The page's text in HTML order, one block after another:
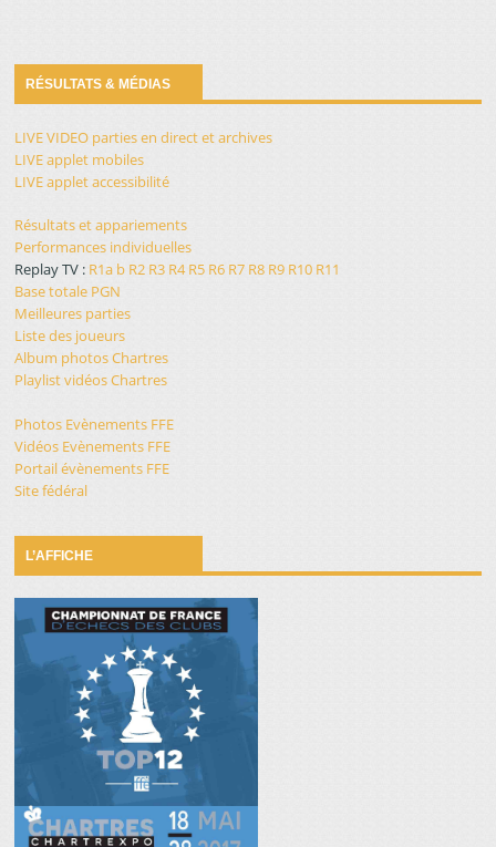
RÉSULTATS & MÉDIAS
LIVE VIDEO parties en direct et archives
LIVE applet mobiles
LIVE applet accessibilité
Résultats et appariements
Performances individuelles
Replay TV : R1a b R2 R3 R4 R5 R6 R7 R8 R9 R10 R11
Base totale PGN
Meilleures parties
Liste des joueurs
Album photos Chartres
Playlist vidéos Chartres
Photos Evènements FFE
Vidéos Evènements FFE
Portail évènements FFE
Site fédéral
L’AFFICHE